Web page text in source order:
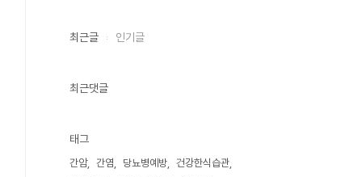
최근글 인기글
최근댓글
태그
간암 간염 당뇨병예방
건강한식습관